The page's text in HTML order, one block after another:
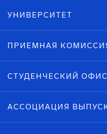
УНИВЕРСИТЕТ
ПРИЕМНАЯ
СТУДЕНЧЕСКИЙ ОФИС
АССОЦИАЦИЯ